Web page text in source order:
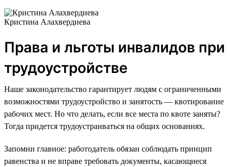
Кристина Алахвердиева
Права и льготы инвалидов при
трудоустройстве
Наше законодательство гарантирует людям с ограниченными
возможностями трудоустройство и занятость — квотирование
рабочих мест. Но что делать, если все места по квоте заняты?
Тогда придется трудоустраиваться на общих основаниях.
Запомни главное: работодатель обязан соблюдать принцип
равенства и не вправе требовать документы, касающиеся